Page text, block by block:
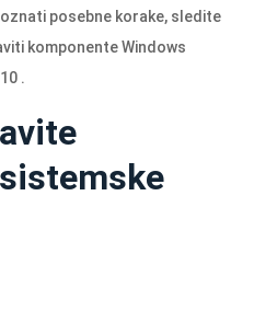
posebne korake, sledite
komponente Windows
.